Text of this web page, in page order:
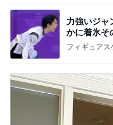
力強いジャ
かに着氷そ
なす
フィギュアス